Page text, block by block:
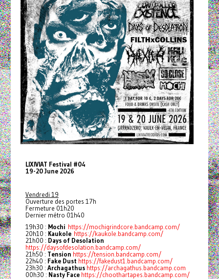
LIXIVIAT Festival #04
19-20 June 2026
Vendredi 19
Ouverture des portes 17h
Fermeture 01h20
Dernier métro 01h40
19h30 : Mochi https://mochigrindcore.bandcamp.com/
20h10 : Kaukole https://kaukole.bandcamp.com/
21h00 : Days of Desolation
https://daysofdesolation.bandcamp.com/
21h50 : Tension https://tension.bandcamp.com/
22h40 : Fake Dust https://fakedust1.bandcamp.com/
23h30 : Archagathushttps://archagathus.bandcamp.com
00h30 : Nasty Face https://choothartapes.bandcamp.com/